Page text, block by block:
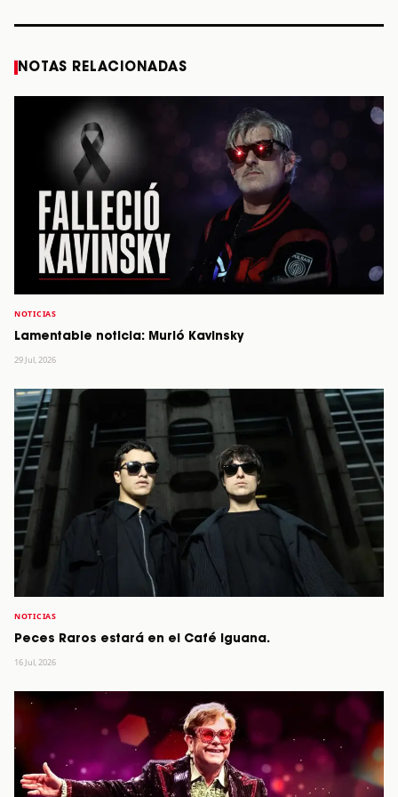
NOTAS RELACIONADAS
NOTICIAS
Lamentable noticia: Murió Kavinsky
29 Jul, 2026
NOTICIAS
Peces Raros estará en el Café Iguana.
16 Jul, 2026